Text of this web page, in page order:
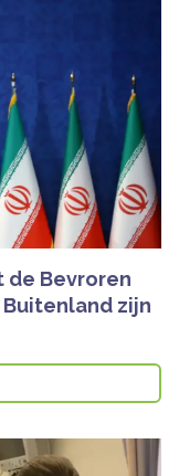
de Bevroren
zijn